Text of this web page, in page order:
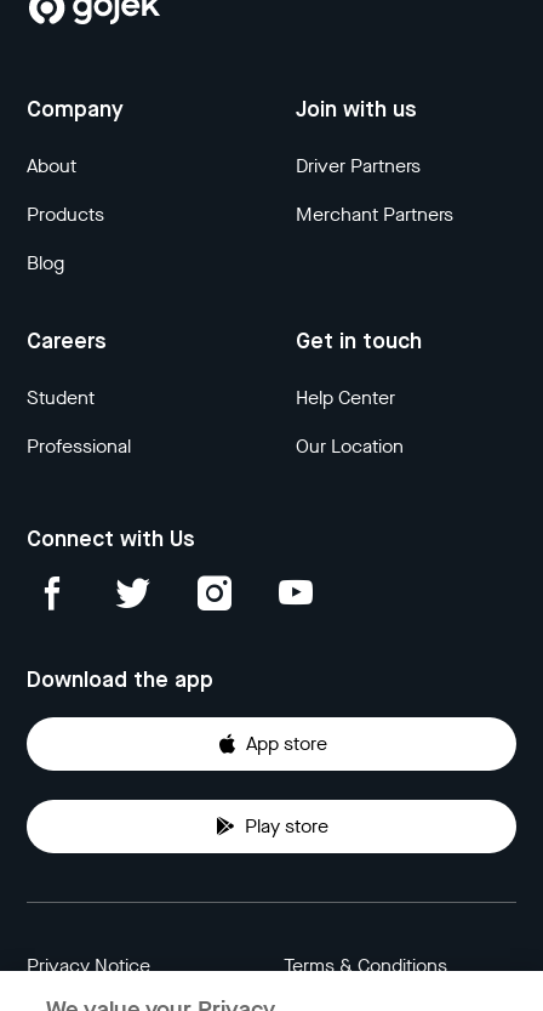
Company
About
Products
Blog
Join with us
Driver Partners
Merchant Partners
Careers
Student
Professional
Get in touch
Help Center
Our Location
Connect with Us
Download the app
App store
Play store
Privacy Notice Terms & Conditions